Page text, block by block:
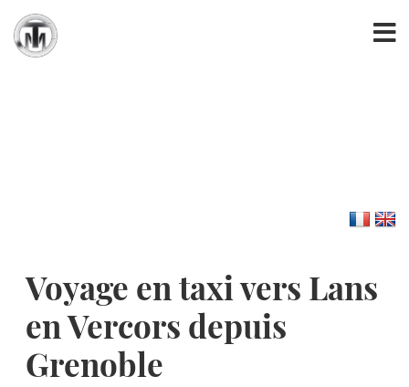
Voyage en taxi vers Lans
en Vercors depuis
Grenoble